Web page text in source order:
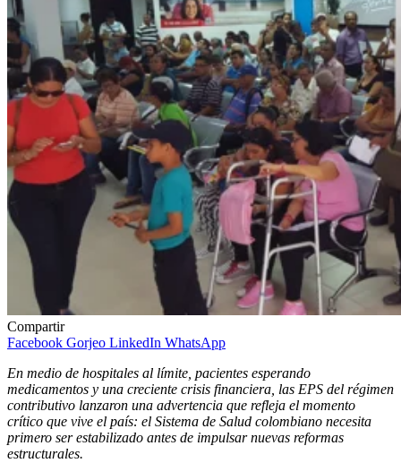
Compartir
Facebook Gorjeo LinkedIn WhatsApp
En medio de hospitales al límite, pacientes esperando
medicamentos y una creciente crisis financiera, las EPS del régimen
contributivo lanzaron una advertencia que refleja el momento
crítico que vive el país: el Sistema de Salud colombiano necesita
primero ser estabilizado antes de impulsar nuevas reformas
estructurales.